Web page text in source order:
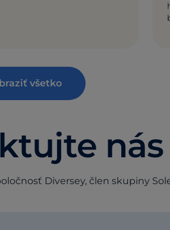
všetko
nás
Diversey, člen skupiny